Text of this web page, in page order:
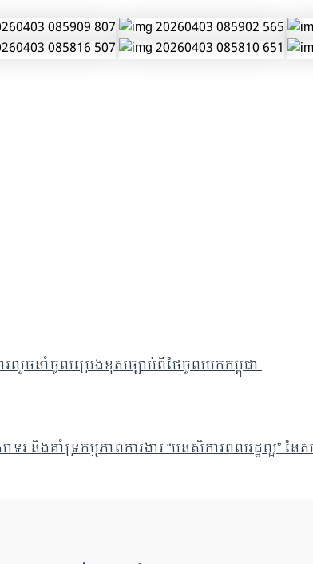
ារលួចនាំចូលប្រេងខុសច្បាប់ពីថៃចូលមកកម្ពុជា
ទរ និងគាំទ្រកម្មភាពការងារ “មនសិការពលរដ្ឋល្អ”